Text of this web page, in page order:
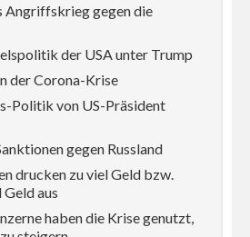
Angriffskrieg gegen die
der USA unter Trump
der Corona-Krise
Politik von US-Präsident
gegen Russland
drucken zu viel Geld bzw.
aus
haben die Krise genutzt,